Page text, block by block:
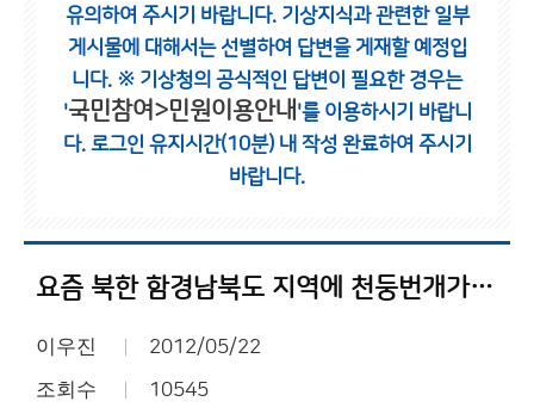
유의하여 주시기 바랍니다. 기상지식과 관련한 일부
게시물에 대해서는 선별하여 답변을 게재할 예정입
니다. ※ 기상청의 공식적인 답변이 필요한 경우는
'국민참여>민원이용안내 '를 이용하시기 바랍니
다. 로그인 유지시간(10분) 내 작성 완료하여 주시기
바랍니다.
요즘 북한 함경남북도 지역에 천둥번개가 잦은 이유 뭘까요??
이우진 2012/05/22
조회수 10545